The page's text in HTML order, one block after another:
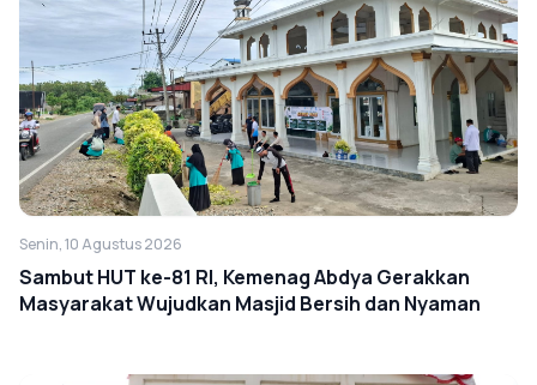
Senin, 10 Agustus 2026
Sambut HUT ke-81 RI, Kemenag Abdya Gerakkan
Masyarakat Wujudkan Masjid Bersih dan Nyaman